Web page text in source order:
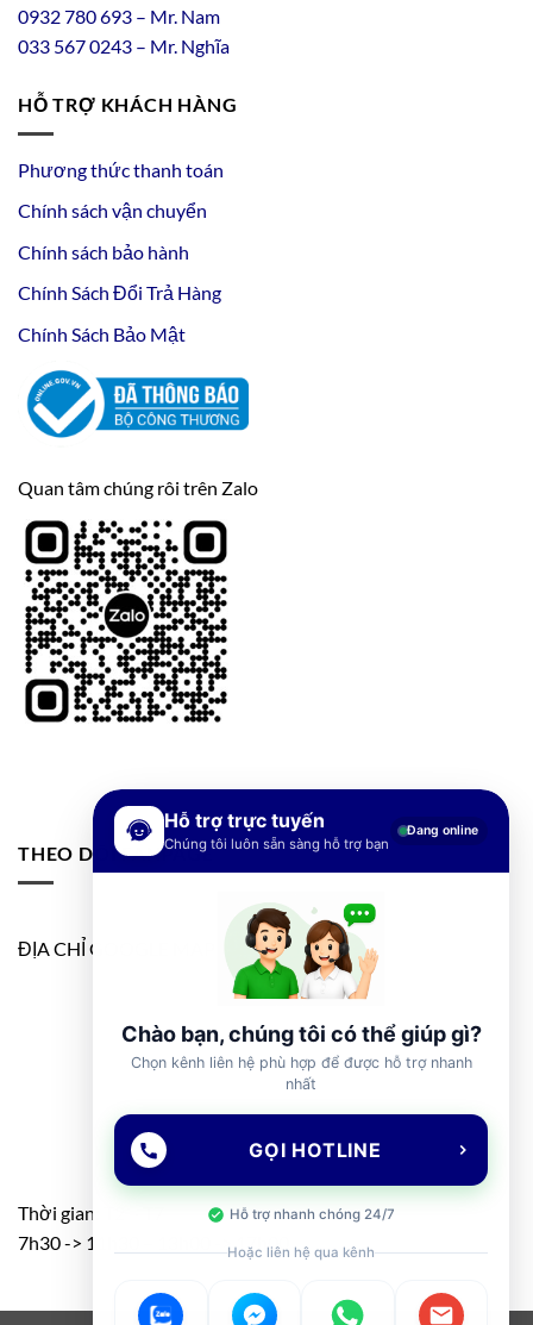
0932780693 – Mr. Nam
033 567 0243 – Mr. Nghĩa
HỖ TRỢ KHÁCH HÀNG
Phương thức thanh toán
Chính sách vận chuyển
Chính sách bảo hành
Chính Sách Đổi Trả Hàng
Chính Sách Bảo Mật
Quan tâm chúng rôi trên Zalo
THEO DÕI FANPAGE
ĐỊA CHỈ GOOGLE MAP
Thời gian: T2 – T7
7h30 -> 11h30 – 13h00 -> 17h00
Hỗ trợ trực tuyến
Chúng tôi luôn sẵn sàng hỗ trợ bạn
Đang online
Chào bạn, chúng tôi có thể giúp gì?
Chọn kênh liên hệ phù hợp để được hỗ trợ nhanh
nhất
GỌI HOTLINE
Hỗ trợ nhanh chóng 24/7
Hoặc liên hệ qua kênh